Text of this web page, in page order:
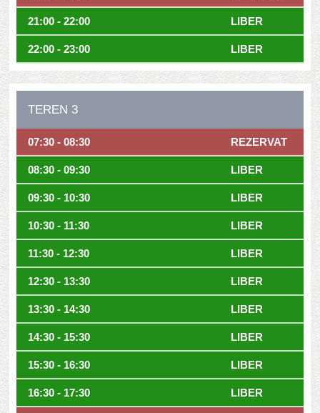
21:00 - 22:00 LIBER
22:00 - 23:00 LIBER
TEREN 3
07:30 - 08:30 REZERVAT
08:30 - 09:30 LIBER
09:30 - 10:30 LIBER
10:30 - 11:30 LIBER
11:30 - 12:30 LIBER
12:30 - 13:30 LIBER
13:30 - 14:30 LIBER
14:30 - 15:30 LIBER
15:30 - 16:30 LIBER
16:30 - 17:30 LIBER